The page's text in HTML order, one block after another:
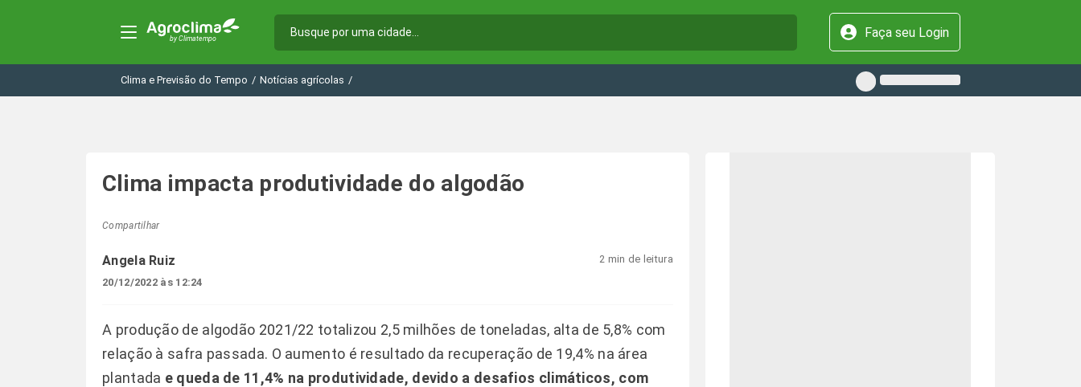
Faça seu Login
Clima e Previsão do Tempo / Notícias agrícolas /
Clima impacta produtividade do algodão
Compartilhar
Angela Ruiz
20/12/2022 às 12:24
2 min de leitura
A produção de algodão 2021/22 totalizou 2,5 milhões de toneladas, alta de 5,8% com
relação à safra passada. O aumento é resultado da recuperação de 19,4% na área
plantada e queda de 11,4% na produtividade, devido a desafios climáticos, com